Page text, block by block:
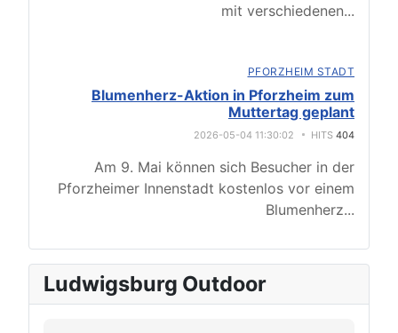
mit verschiedenen...
PFORZHEIM STADT
Blumenherz-Aktion in Pforzheim zum
Muttertag geplant
2026-05-04 11:30:02 HITS 404
Am 9. Mai können sich Besucher in der
Pforzheimer Innenstadt kostenlos vor einem
Blumenherz...
Ludwigsburg Outdoor